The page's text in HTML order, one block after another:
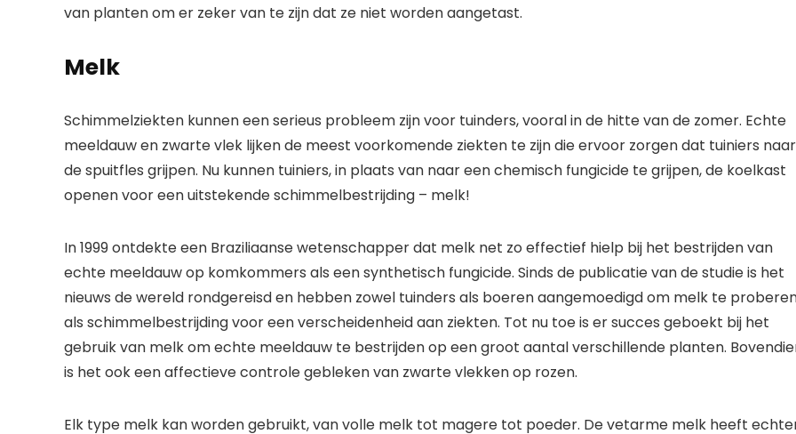
van planten om er zeker van te zijn dat ze niet worden aangetast.
Melk
Schimmelziekten kunnen een serieus probleem zijn voor tuinders, vooral in de hitte van de zomer. Echte
meeldauw en zwarte vlek lijken de meest voorkomende ziekten te zijn die ervoor zorgen dat tuiniers naar
de spuitfles grijpen. Nu kunnen tuiniers, in plaats van naar een chemisch fungicide te grijpen, de koelkast
openen voor een uitstekende schimmelbestrijding – melk!
In 1999 ontdekte een Braziliaanse wetenschapper dat melk net zo effectief hielp bij het bestrijden van
echte meeldauw op komkommers als een synthetisch fungicide. Sinds de publicatie van de studie is het
nieuws de wereld rondgereisd en hebben zowel tuinders als boeren aangemoedigd om melk te
als schimmelbestrijding voor een verscheidenheid aan ziekten. Tot nu toe is er succes geboekt bij het
gebruik van melk om echte meeldauw te bestrijden op een groot aantal verschillende planten.
is het ook een affectieve controle gebleken van zwarte vlekken op rozen.
Elk type melk kan worden gebruikt, van volle melk tot magere tot poeder. De vetarme melk heeft